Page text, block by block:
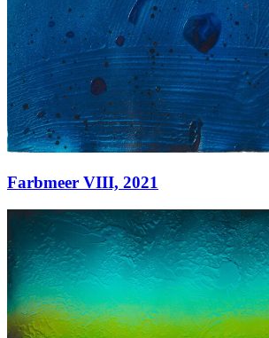
Farbmeer VIII, 2021
Farbmeer VIII,2021
Acryl auf Papier
65 x 50 cm